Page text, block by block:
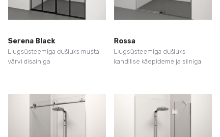
Serena Black
Liugsüsteemiga dušiuks musta
värvi disainiga
Rossa
Liugsüsteemiga dušiuks
kandilise käepideme ja siiniga